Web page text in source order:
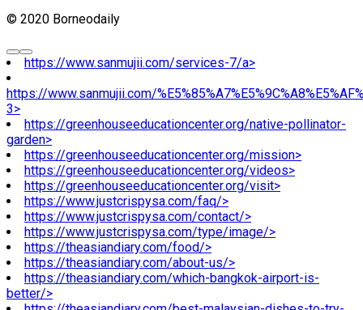
© 2020 Borneodaily
https://www.sanmujii.com/services-7/a>
https://www.sanmujii.com/
3>
https://greenhouseeducationcenter.org/native-pollinator-
garden>
https://greenhouseeducationcenter.org/mission>
https://greenhouseeducationcenter.org/videos>
https://greenhouseeducationcenter.org/visit>
https://www.justcrispysa.com/faq/>
https://www.justcrispysa.com/contact/>
https://www.justcrispysa.com/type/image/>
https://theasiandiary.com/food/>
https://theasiandiary.com/about-us/>
https://theasiandiary.com/which-bangkok-airport-is-
better/>